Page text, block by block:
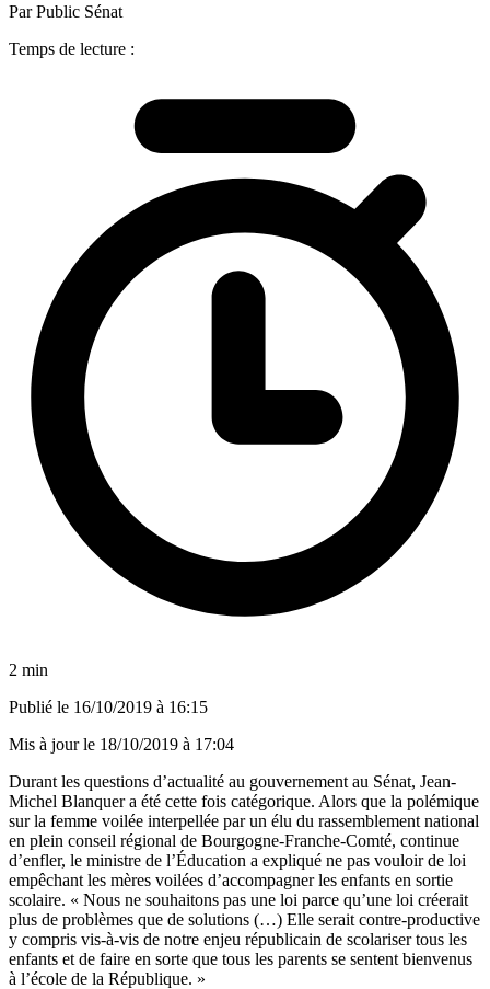
Par Public Sénat
Temps de lecture :
2 min
Publié le 16/10/2019 à 16:15
Mis à jour le 18/10/2019 à 17:04
Durant les questions d’actualité au gouvernement au Sénat, Jean-
Michel Blanquer a été cette fois catégorique. Alors que la polémique
sur la femme voilée interpellée par un élu du rassemblement national
en plein conseil régional de Bourgogne-Franche-Comté, continue
d’enfler, le ministre de l’Éducation a expliqué ne pas vouloir de loi
empêchant les mères voilées d’accompagner les enfants en sortie
scolaire. « Nous ne souhaitons pas une loi parce qu’une loi créerait
plus de problèmes que de solutions (…) Elle serait contre-productive
y compris vis-à-vis de notre enjeu républicain de scolariser tous les
enfants et de faire en sorte que tous les parents se sentent bienvenus
à l’école de la République. »